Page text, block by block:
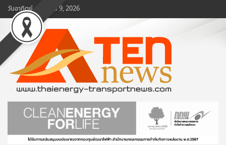
Skip
to
content
วันอาทิตย์, สิงหาคม 9, 2026
www.ten-news.com
ข่าวพลังงานและคมนาคม